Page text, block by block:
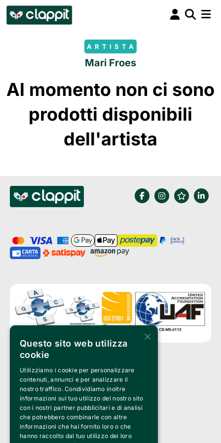
ARTISTA
Mari Froes
Al momento non ci sono
prodotti disponibili
dell'artista
Clappit è un marchio di proprietà di:
Bemils Srl
a Socio Unico
Via Fosse Ardeatine, 4 -20092 Cinisello Balsamo (MI)
PI 05589050961
Iscr. C.C.I.A.A. Milano R.E.A. 1833471
© 2010-2025 Bemils Srl - Tutti i diritti riservati
Credits:
×
Questo sito web utilizza
cookie
Utilizziamo i cookie per personalizzare
contenuti, annunci e per analizzare il
nostro traffico. Condividiamo inoltre
informazioni sul tuo utilizzo del nostro sito
con i nostri partner pubblicitari e di analisi
che potrebbero combinarle con altre
informazioni che hai fornito loro o che
hanno raccolto dal tuo utilizzo dei loro